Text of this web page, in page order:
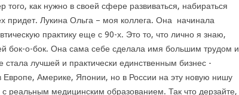
того, как нужно в своей сфере развиваться, набираться
придет. Лукина Ольга – моя коллега. Она начинала
практику еще с 90-х. Это то, что лично я знаю,
бок-о-бок. Она сама себе сделала имя большим трудом и
лучшей и практически единственным бизнес -
Европе, Америке, Японии, но в России на эту новую нишу
с реальным медицинским образованием. Так что дерзайте,